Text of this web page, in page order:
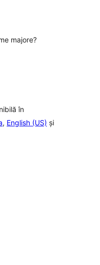
majore?
în
, English (US) și